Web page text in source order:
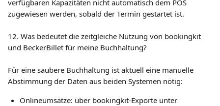
verfügbaren Kapazitäten nicht automatisch dem POS
zugewiesen werden, sobald der Termin gestartet ist.
12. Was bedeutet die zeitgleiche Nutzung von bookingkit
und BeckerBillet für meine Buchhaltung?
Für eine saubere Buchhaltung ist aktuell eine manuelle
Abstimmung der Daten aus beiden Systemen nötig:
Onlineumsätze: über bookingkit-Exporte unter